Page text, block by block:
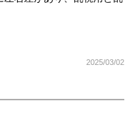
2025/03/02